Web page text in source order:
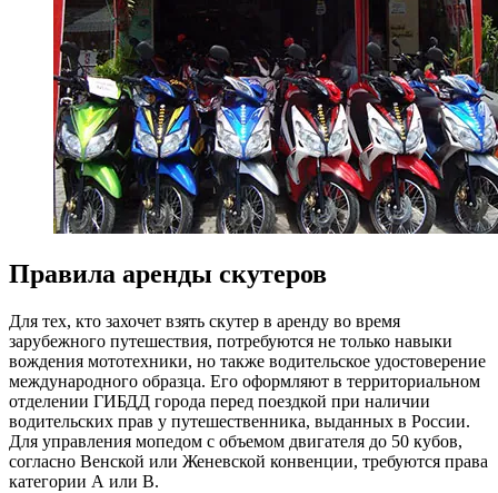
Правила аренды скутеров
Для тех, кто захочет взять скутер в аренду во время
зарубежного путешествия, потребуются не только навыки
вождения мототехники, но также водительское удостоверение
международного образца. Его оформляют в территориальном
отделении ГИБДД города перед поездкой при наличии
водительских прав у путешественника, выданных в России.
Для управления мопедом с объемом двигателя до 50 кубов,
согласно Венской или Женевской конвенции, требуются права
категории А или В.